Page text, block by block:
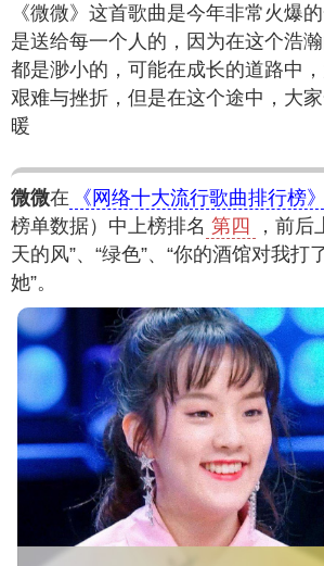
《微微》这首歌曲是今年非常火爆
是送给每一个人的，因为在这个浩
都是渺小的，可能在成长的道路中
艰难与挫折，但是在这个途中，大
暖
微微在 《网络十大流行歌曲排行榜》
榜单数据）中上榜排名 第四
，前后
天的风”、“绿色”、“你的酒馆对我打
她”。